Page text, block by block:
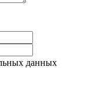
данных